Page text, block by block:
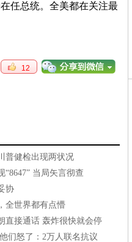
任总统。全美都在关注最
12
普健检出现两状况
当局矢言彻查
协
全世界都有点懵
直接通话 轰炸很快就会停
们怒了：2万人联名抗议